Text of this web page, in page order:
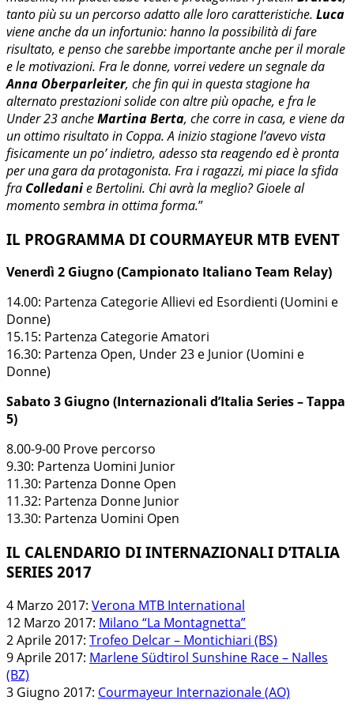
tanto più su un percorso adatto alle loro caratteristiche. Luca
viene anche da un infortunio: hanno la possibilità di fare
risultato, e penso che sarebbe importante anche per il morale
e le motivazioni. Fra le donne, vorrei vedere un segnale da
Anna Oberparleiter, che fin qui in questa stagione ha
alternato prestazioni solide con altre più opache, e fra le
Under 23 ancheMartina Berta, che corre in casa, e viene da
un ottimo risultato in Coppa. A inizio stagione l’avevo vista
fisicamente un po’ indietro, adesso sta reagendo ed è pronta
per una gara da protagonista. Fra i ragazzi, mi piace la sfida
fra Colledanie Bertolini. Chi avrà la meglio? Gioele al
momento sembra in ottima forma.”
IL PROGRAMMA DI COURMAYEUR MTB EVENT
Venerdì 2 Giugno (Campionato Italiano Team Relay)
14.00: Partenza Categorie Allievi ed Esordienti (Uomini e
Donne)
15.15: Partenza Categorie Amatori
16.30: Partenza Open, Under 23 e Junior (Uomini e
Donne)
Sabato 3 Giugno (Internazionali d’Italia Series – Tappa
5)
8.00-9-00 Prove percorso
9.30: Partenza Uomini Junior
11.30: Partenza Donne Open
11.32: Partenza Donne Junior
13.30: Partenza Uomini Open
IL CALENDARIO DI INTERNAZIONALI D’ITALIA
SERIES 2017
4 Marzo 2017: Verona MTB International
12 Marzo 2017: Milano “La Montagnetta”
2 Aprile 2017: Trofeo Delcar – Montichiari (BS)
9 Aprile 2017: Marlene Südtirol Sunshine Race – Nalles
(BZ)
3 Giugno 2017: Courmayeur Internazionale (AO)